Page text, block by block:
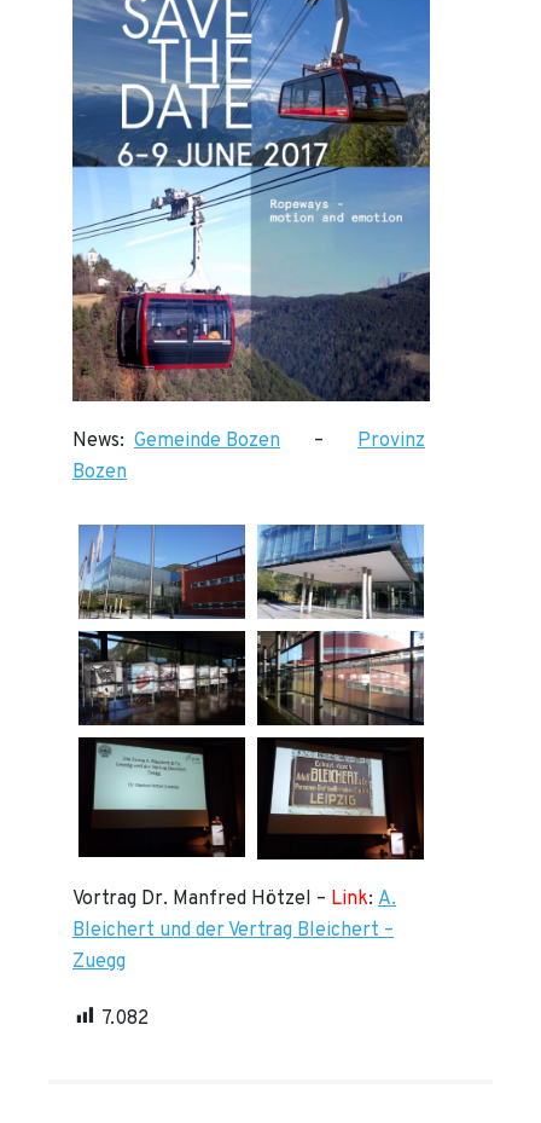
News: Gemeinde Bozen – Provinz
Bozen
Vortrag Dr. Manfred Hötzel – Link: A.
Bleichert und der Vertrag Bleichert –
Zuegg
7.082